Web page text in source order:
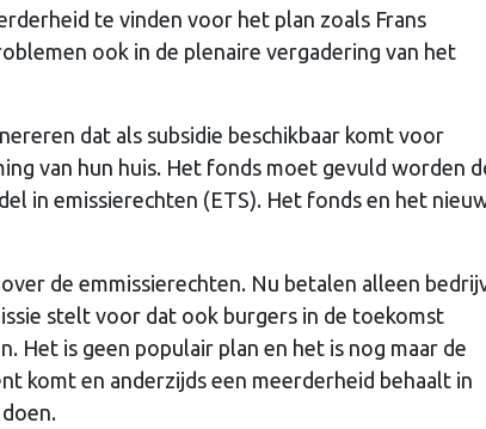
te vinden voor het plan zoals Frans
ook in de plenaire vergadering van het
dat als subsidie beschikbaar komt voor
van hun huis. Het fonds moet gevuld worden
in emissierechten (ETS). Het fonds en het
de emmissierechten. Nu betalen alleen
stelt voor dat ook burgers in de toekomst
Het is geen populair plan en het is nog maar de
komt en anderzijds een meerderheid behaalt in